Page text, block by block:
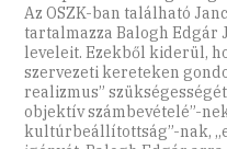
Az OSZK-ban található
tartalmazza Balogh Edgár
leveleit. Ezekből kiderül,
szervezeti kereteken
realizmus”
objektív számbevételé”-
kultúrbeállítottság”-nak,